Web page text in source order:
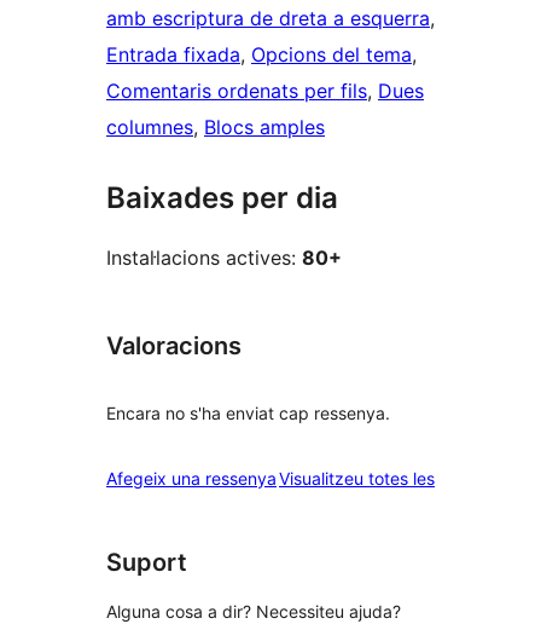
amb escriptura de dreta a esquerra
Entrada fixada, Opcions del tema
Comentaris ordenats per fils, Dues
columnes, Blocs amples
Baixades per dia
Instal·lacions actives: 80+
Valoracions
Encara no s'ha enviat cap ressenya.
Afegeix una ressenyaVisualitzeu totes lesressenyes
Suport
Alguna cosa a dir? Necessiteu ajuda?